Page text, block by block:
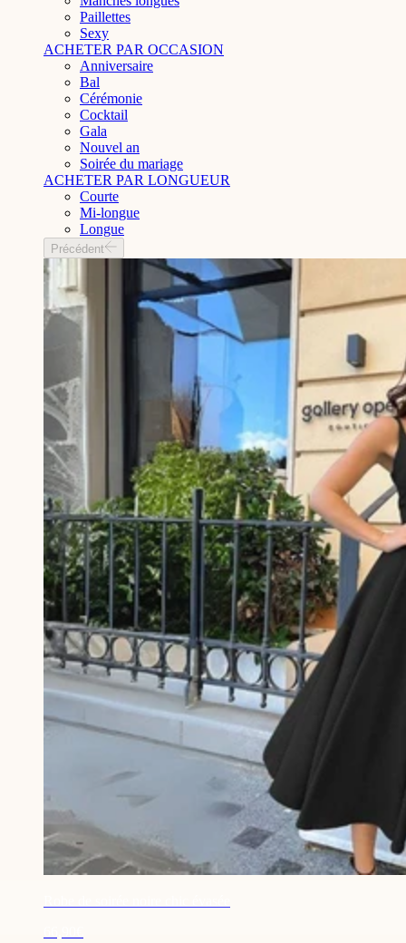
Paillettes
Sexy
ACHETER PAR OCCASION
Anniversaire
Bal
Cérémonie
Cocktail
Gala
Nouvel an
Soirée du mariage
ACHETER PAR LONGUEUR
Courte
Mi-longue
Longue
Précédent